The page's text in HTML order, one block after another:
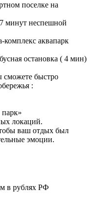
поселке на
минут неспешной
аквапарк
остановка ( 4 мин)
сможете быстро
:
локаций.
ваш отдых был
эмоции.
в рублях РФ